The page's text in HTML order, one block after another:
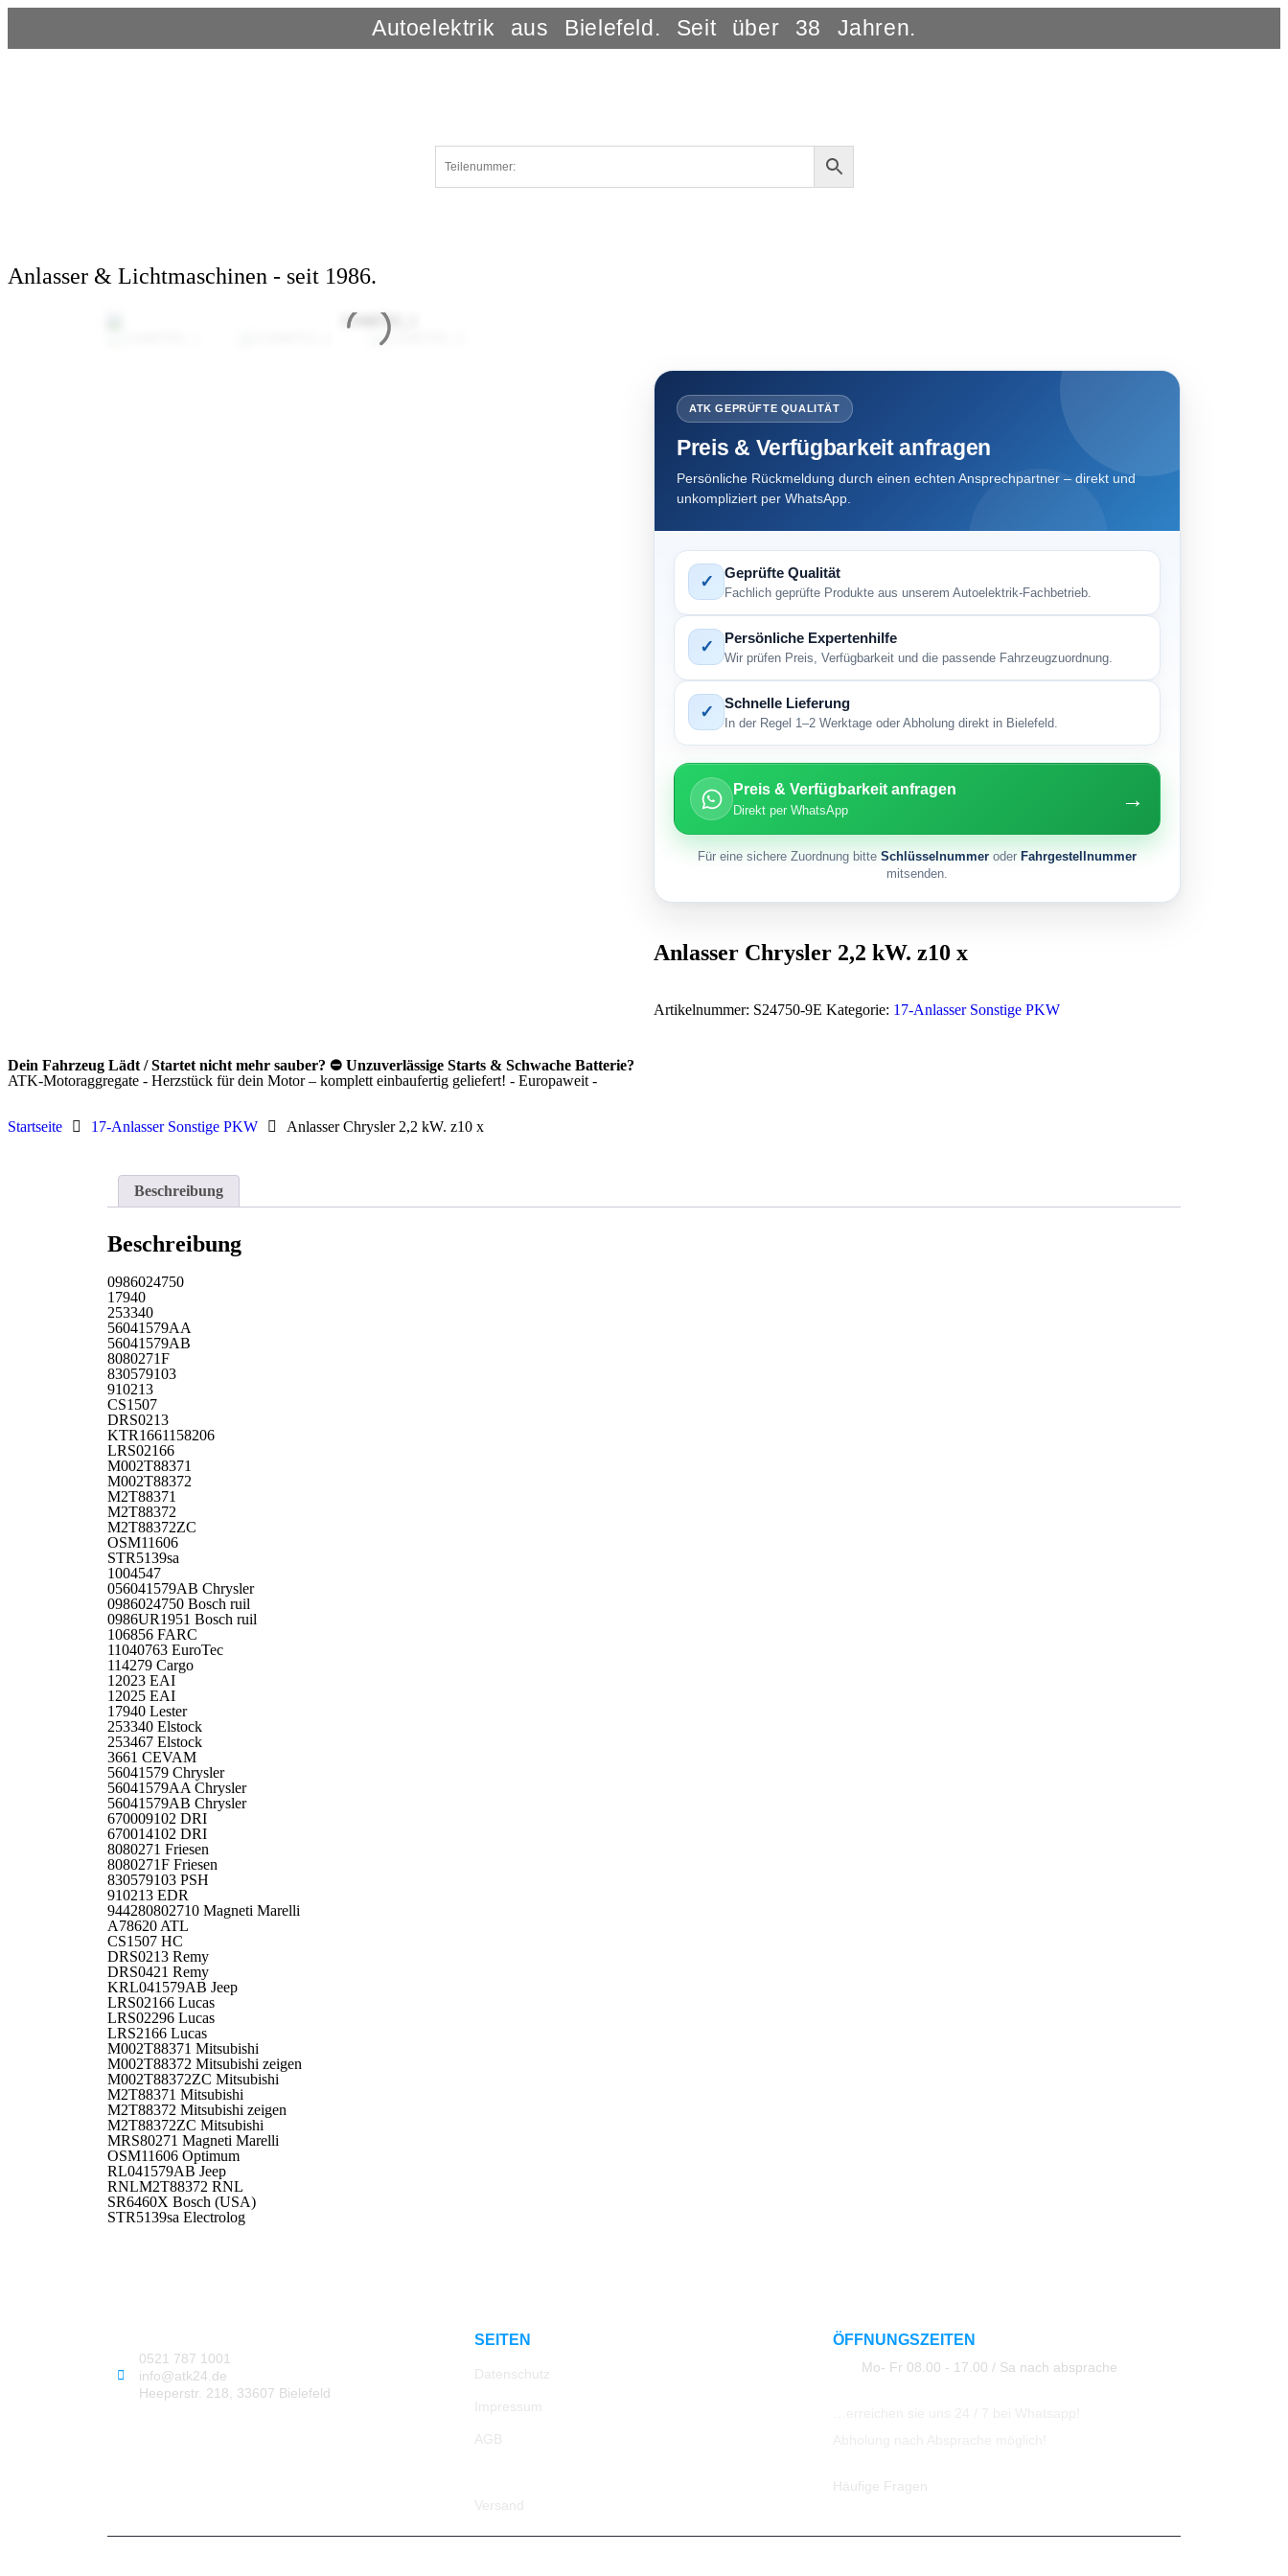
Autoelektrik aus Bielefeld. Seit über 38 Jahren.
Anlasser & Lichtmaschinen - seit 1986.
ATK GEPRÜFTE QUALITÄT
Preis & Verfügbarkeit anfragen
Persönliche Rückmeldung durch einen echten Ansprechpartner – direkt und
unkompliziert per WhatsApp.
✓ Geprüfte Qualität
Fachlich geprüfte Produkte aus unserem Autoelektrik-Fachbetrieb.
✓ Persönliche Expertenhilfe
Wir prüfen Preis, Verfügbarkeit und die passende Fahrzeugzuordnung.
✓ Schnelle Lieferung
In der Regel 1–2 Werktage oder Abholung direkt in Bielefeld.
Preis & Verfügbarkeit anfragen
Direkt per WhatsApp →
Für eine sichere Zuordnung bitte Schlüsselnummer oder Fahrgestellnummer
mitsenden.
Anlasser Chrysler 2,2 kW. z10 x
Artikelnummer: S24750-9E Kategorie: 17-Anlasser Sonstige PKW
Dein Fahrzeug Lädt / Startet nicht mehr sauber? ⛔ Unzuverlässige Starts & Schwache Batterie?
ATK-Motoraggregate - Herzstück für dein Motor – komplett einbaufertig geliefert! - Europaweit -
Startseite 17-Anlasser Sonstige PKW Anlasser Chrysler 2,2 kW. z10 x
Beschreibung
Beschreibung
0986024750
17940
253340
56041579AA
56041579AB
8080271F
830579103
910213
CS1507
DRS0213
KTR1661158206
LRS02166
M002T88371
M002T88372
M2T88371
M2T88372
M2T88372ZC
OSM11606
STR5139sa
1004547
056041579AB Chrysler
0986024750 Bosch ruil
0986UR1951 Bosch ruil
106856 FARC
11040763 EuroTec
114279 Cargo
12023 EAI
12025 EAI
17940 Lester
253340 Elstock
253467 Elstock
3661 CEVAM
56041579 Chrysler
56041579AA Chrysler
56041579AB Chrysler
670009102 DRI
670014102 DRI
8080271 Friesen
8080271F Friesen
830579103 PSH
910213 EDR
944280802710 Magneti Marelli
A78620 ATL
CS1507 HC
DRS0213 Remy
DRS0421 Remy
KRL041579AB Jeep
LRS02166 Lucas
LRS02296 Lucas
LRS2166 Lucas
M002T88371 Mitsubishi
M002T88372 Mitsubishi zeigen
M002T88372ZC Mitsubishi
M2T88371 Mitsubishi
M2T88372 Mitsubishi zeigen
M2T88372ZC Mitsubishi
MRS80271 Magneti Marelli
OSM11606 Optimum
RL041579AB Jeep
RNLM2T88372 RNL
SR6460X Bosch (USA)
STR5139sa Electrolog
0521 787 1001
info@atk24.de
Heeperstr. 218, 33607 Bielefeld
SEITEN
Datenschutz
Impressum
AGB
Versand
ÖFFNUNGSZEITEN
Mo- Fr 08.00 - 17.00 / Sa nach absprache
Häufige Fragen